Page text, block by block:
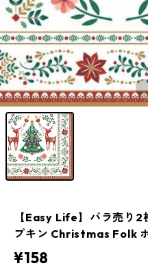
【Easy Life】バラ売り2
プキン Christmas Folk
¥158